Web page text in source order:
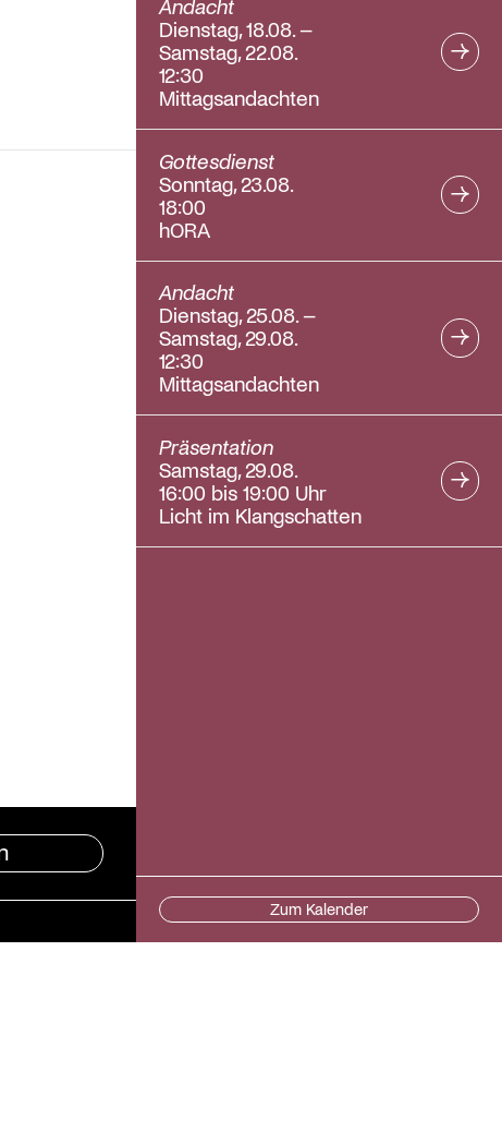
Andacht
Dienstag, 18.08. –
Samstag, 22.08.
12:30
Mittagsandachten
Gottesdienst
Sonntag, 23.08.
18:00
hORA
Andacht
Dienstag, 25.08. –
Samstag, 29.08.
12:30
Mittagsandachten
Präsentation
Samstag, 29.08.
16:00 bis 19:00 Uhr
Licht im Klangschatten
Zum Kalender